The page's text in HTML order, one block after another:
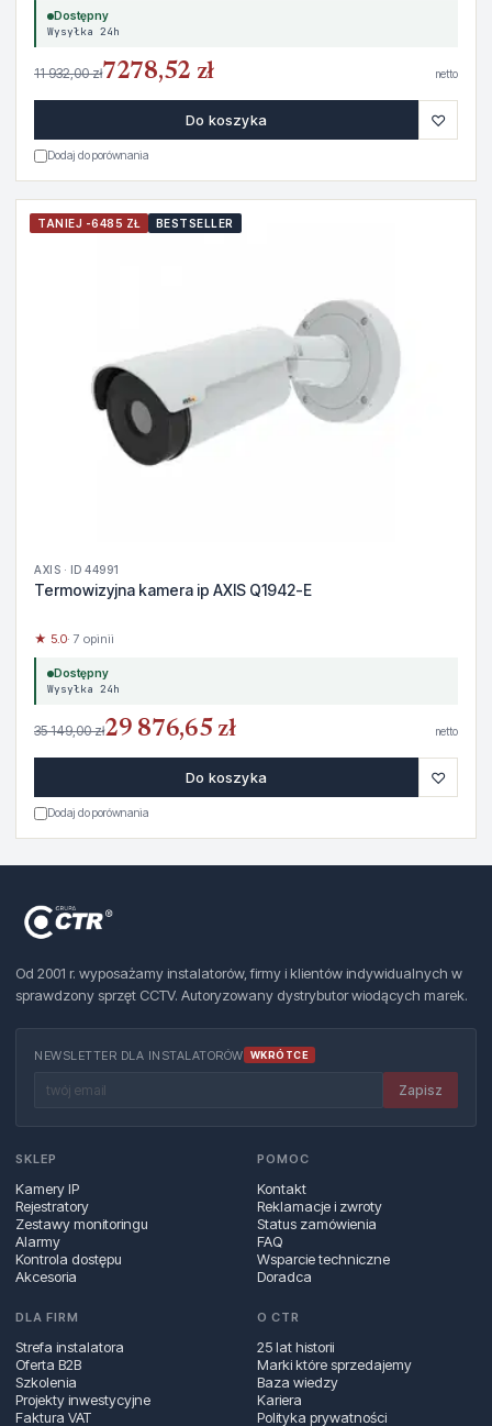
Dostępny
Wysyłka 24h
11 932,00 zł7278,52 zł netto
Do koszyka ♡
Dodaj do porównania
TANIEJ -6485 ZŁ BESTSELLER
AXIS · ID 44991
Termowizyjna kamera ip AXIS Q1942-E
★ 5.0· 7 opinii
Dostępny
Wysyłka 24h
35 149,00 zł29 876,65 zł netto
Do koszyka ♡
Dodaj do porównania
Od 2001 r. wyposażamy instalatorów, firmy i klientów indywidualnych w
sprawdzony sprzęt CCTV. Autoryzowany dystrybutor wiodących marek.
NEWSLETTER DLA INSTALATORÓW WKRÓTCE
Zapisz
SKLEP
Kamery IP
Rejestratory
Zestawy monitoringu
Alarmy
Kontrola dostępu
Akcesoria
POMOC
Kontakt
Reklamacje i zwroty
Status zamówienia
FAQ
Wsparcie techniczne
Doradca
DLA FIRM
Strefa instalatora
Oferta B2B
Szkolenia
Projekty inwestycyjne
Faktura VAT
O CTR
25 lat historii
Marki które sprzedajemy
Baza wiedzy
Kariera
Polityka prywatności